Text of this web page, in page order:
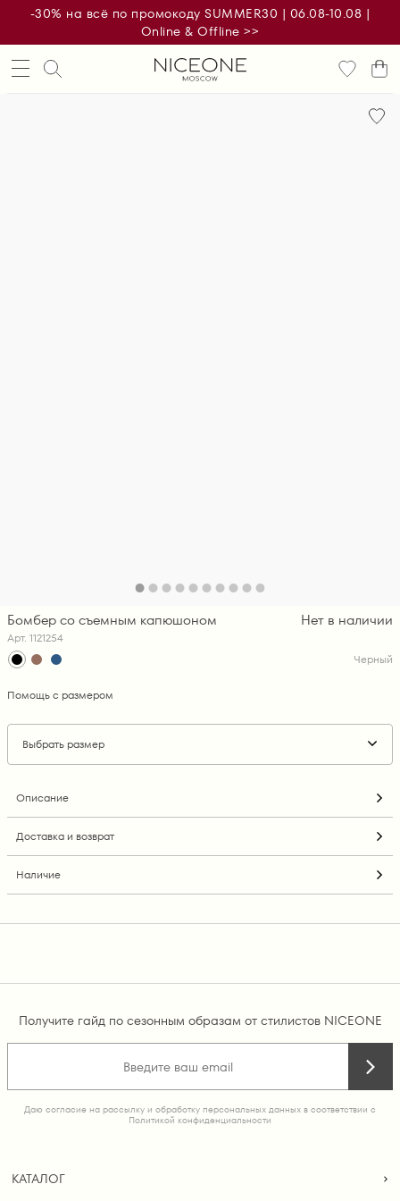
-30% на всё по промокоду SUMMER30 | 06.08-10.08 |
Online & Offline >>
Бомбер со съемным капюшоном
Арт. 1121254
Нет в наличии
Черный
Помощь с размером
Выбрать размер
Описание
Доставка и возврат
Наличие
Получите гайд по сезонным образам от стилистов NICEONE
Даю согласие на рассылку и обработку персональных данных в соответствии с
Политикой конфиденциальности
КАТАЛОГ